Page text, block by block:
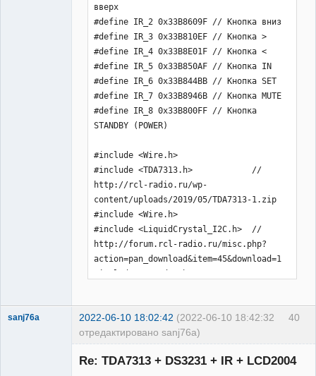
40
sanj76a 2022-06-10 18:02:42 (2022-06-10 18:42:32
отредактировано sanj76a)
Re: TDA7313 + DS3231 + IR + LCD2004